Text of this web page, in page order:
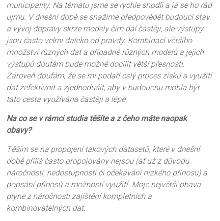
municipality. Na tématu jsme se rychle shodli a já se ho rád
ujmu. V dnešní době se snažíme předpovědět budoucí stav
a vývoj dopravy skrze modely čím dál častěji, ale výstupy
jsou často velmi daleko od pravdy. Kombinací většího
množství různých dat a případně různých modelů a jejich
výstupů doufám bude možné docílit větší přesnosti.
Zároveň doufám, že se mi podaří celý proces zisku a využití
dat zefektivnit a zjednodušit, aby v budoucnu mohla být
tato cesta využívána častěji a lépe.
Na co se v rámci studia těšíte a z čeho máte naopak
obavy?
Těším se na propojení takových datasetů, které v dnešní
době příliš často propojovány nejsou (ať už z důvodu
náročnosti, nedostupnosti či očekávání nízkého přínosu) a
popsání přínosů a možností využití. Moje největší obava
plyne z náročnosti zajištění kompletních a
kombinovatelných dat.